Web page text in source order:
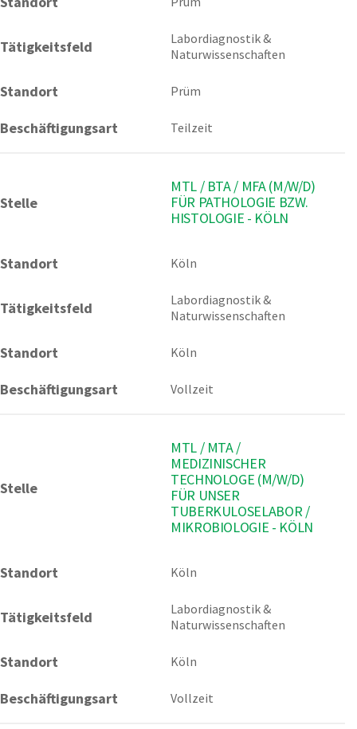
Tätigkeitsfeld
Labordiagnostik &
Naturwissenschaften
Standort Prüm
Beschäftigungsart Teilzeit
Stelle
MTL / BTA / MFA (M/W/D)
FÜR PATHOLOGIE BZW.
HISTOLOGIE - KÖLN
Standort Köln
Tätigkeitsfeld
Labordiagnostik &
Naturwissenschaften
Standort Köln
Beschäftigungsart Vollzeit
Stelle
MTL / MTA /
MEDIZINISCHER
TECHNOLOGE (M/W/D)
FÜR UNSER
TUBERKULOSELABOR /
MIKROBIOLOGIE - KÖLN
Standort Köln
Tätigkeitsfeld
Labordiagnostik &
Naturwissenschaften
Standort Köln
Beschäftigungsart Vollzeit